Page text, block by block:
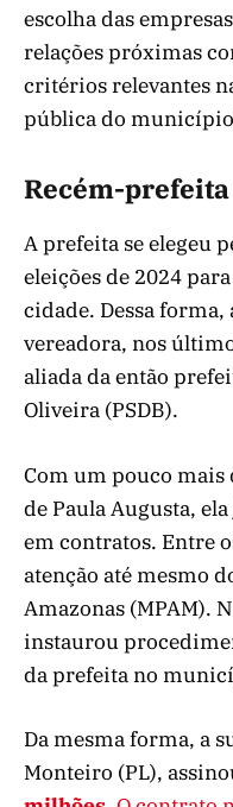
escolha das
relações próximas
critérios relevantes
pública do
Recém-
A prefeita se elegeu
eleições de 2024
cidade. Dessa
vereadora, nos
aliada da então
Oliveira (PSDB).
Com um pouco mais
de Paula Augusta,
em contratos. Entre
atenção até mesmo
Amazonas (MPAM).
instaurou
da prefeita no
Da mesma forma, a
Monteiro (PL),